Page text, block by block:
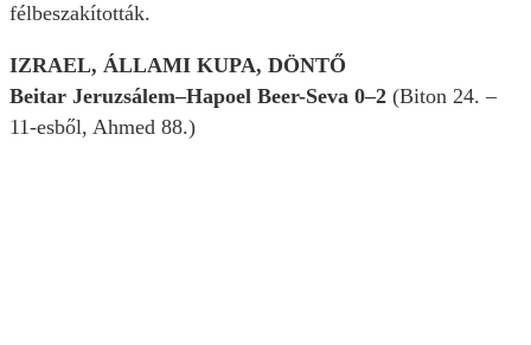
félbeszakították.
IZRAEL, ÁLLAMI KUPA, DÖNTŐ
Beitar Jeruzsálem–Hapoel Beer-Seva 0–2 (Biton 24. –
11-esből, Ahmed 88.)